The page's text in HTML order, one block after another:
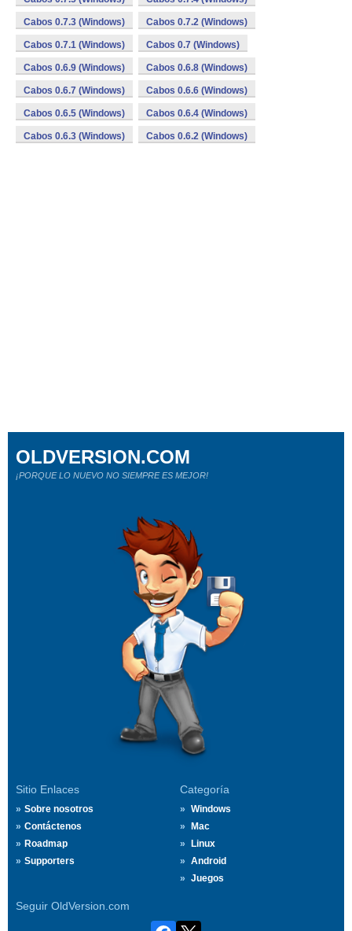
Cabos 0.7.3 (Windows) Cabos 0.7.2 (Windows)
Cabos 0.7.1 (Windows) Cabos 0.7 (Windows)
Cabos 0.6.9 (Windows) Cabos 0.6.8 (Windows)
Cabos 0.6.7 (Windows) Cabos 0.6.6 (Windows)
Cabos 0.6.5 (Windows) Cabos 0.6.4 (Windows)
Cabos 0.6.3 (Windows) Cabos 0.6.2 (Windows)
Sitio Enlaces
Sobre nosotros
Contáctenos
Roadmap
Supporters
Categoría
Windows
Mac
Linux
Android
Juegos
Seguir OldVersion.com
OLDVERSION.COM
¡PORQUE LO NUEVO NO SIEMPRE ES MEJOR!